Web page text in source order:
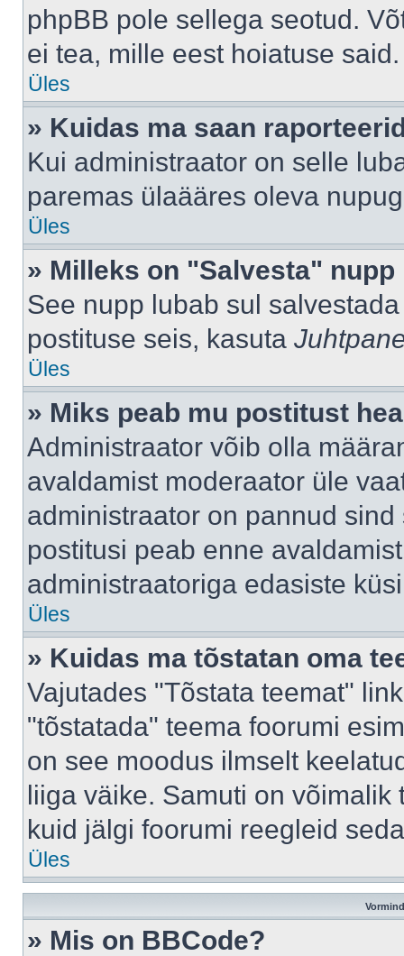
phpBB pole sellega seotud.
ei tea, mille eest hoiatuse said.
Üles
» Kuidas ma saan
Kui administraator on selle
paremas ülaääres oleva
Üles
» Milleks on "Salvesta"
See nupp lubab sul
postituse seis, kasuta
Üles
» Miks peab mu postitust
Administraator võib olla
avaldamist moderaator üle
administraator on pannud
postitusi peab enne
administraatoriga edasiste
Üles
» Kuidas ma tõstatan oma
Vajutades "Tõstata teemat"
"tõstatada" teema foorumi
on see moodus ilmselt
liiga väike. Samuti on
kuid jälgi foorumi reegleid
Üles
» Mis on BBCode?